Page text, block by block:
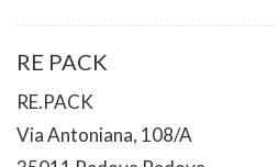
RE PACK
RE.PACK
Via Antoniana, 108/A